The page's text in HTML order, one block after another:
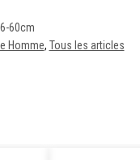
60cm
Homme, Tous les articles